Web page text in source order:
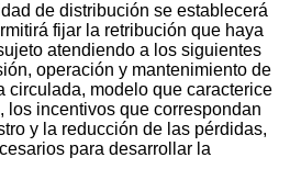
de distribución se establecerá
fijar la retribución que haya
atendiendo a los siguientes
operación y mantenimiento de
circulada, modelo que caracterice
los incentivos que correspondan
y la reducción de las pérdidas,
para desarrollar la